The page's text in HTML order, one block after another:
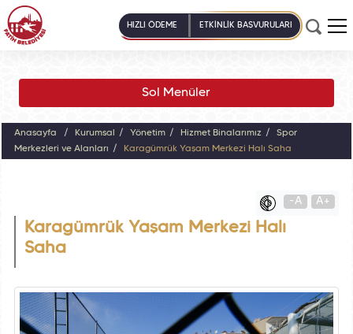
HIZLI ÖDEME ETKİNLİK BAŞVURULARI
Sol Menüler
Anasayfa Kurumsal Yönetim Hizmet Binalarımız
Spor
Merkezleri ve Alanları
Karagümrük Yaşam Merkezi Halı Saha
-A A+
Karagümrük Yaşam Merkezi Halı
Saha